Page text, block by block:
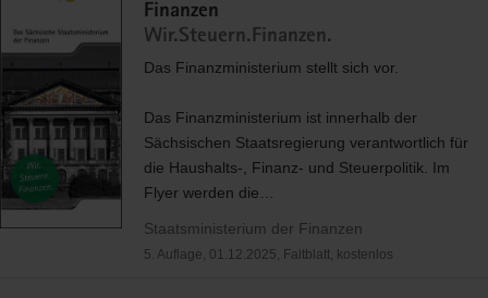
Finanzen
Wir.Steuern.Finanzen.
Das Finanzministerium stellt sich vor.
Das Finanzministerium ist innerhalb der
Sächsischen Staatsregierung verantwortlich für
die Haushalts-, Finanz- und Steuerpolitik. Im
Flyer werden die…
Staatsministerium der Finanzen
5. Auflage, 01.12.2025, Faltblatt, kostenlos